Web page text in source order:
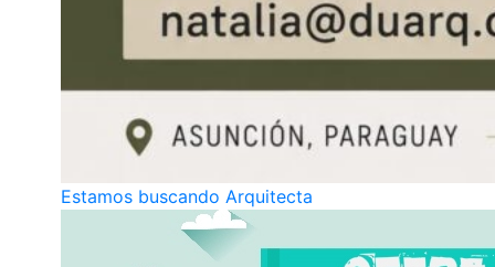
Estamos buscando Arquitecta